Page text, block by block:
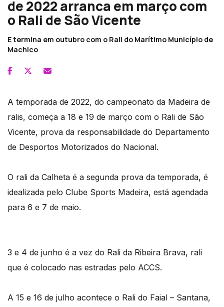
de 2022 arranca em março com
o Rali de São Vicente
E termina em outubro com o Rali do Marítimo Município de
Machico
A temporada de 2022, do campeonato da Madeira de
ralis, começa a 18 e 19 de março com o Rali de São
Vicente, prova da responsabilidade do Departamento
de Desportos Motorizados do Nacional.
O rali da Calheta é a segunda prova da temporada, é
idealizada pelo Clube Sports Madeira, está agendada
para 6 e 7 de maio.
3 e 4 de junho é a vez do Rali da Ribeira Brava, rali
que é colocado nas estradas pelo ACCS.
A 15 e 16 de julho acontece o Rali do Faial – Santana,